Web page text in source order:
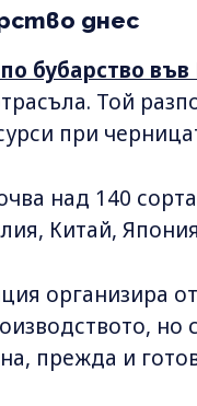
днес
бубарство във
Той
при
над 140
Китай,
организира
но
прежда и